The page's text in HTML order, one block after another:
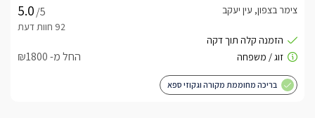
/5
צימר בצפון, עין יעקב
החל מ- ₪1800
בריכה מחוממת מקורה וגקוזי ספא